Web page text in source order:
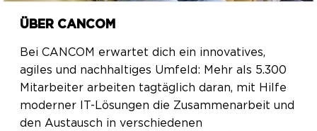
ÜBER CANCOM
Bei CANCOM erwartet dich ein innovatives,
agiles und nachhaltiges Umfeld: Mehr als 5.300
Mitarbeiter arbeiten tagtäglich daran, mit Hilfe
moderner IT-Lösungen die Zusammenarbeit und
den Austausch in verschiedenen